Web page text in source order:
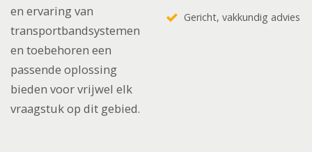
en ervaring van
transportbandsystemen
en toebehoren een
passende oplossing
bieden voor vrijwel elk
vraagstuk op dit gebied.
Gericht, vakkundig advies